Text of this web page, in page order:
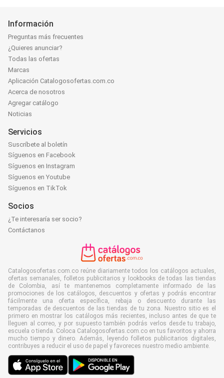
Información
Preguntas más frecuentes
¿Quieres anunciar?
Todas las ofertas
Marcas
Aplicación Catalogosofertas.com.co
Acerca de nosotros
Agregar catálogo
Noticias
Servicios
Suscríbete al boletín
Síguenos en Facebook
Síguenos en Instagram
Síguenos en Youtube
Síguenos en TikTok
Socios
¿Te interesaría ser socio?
Contáctanos
Catalogosofertas.com.co reúne diariamente todos los catálogos actuales,
ofertas semanales, folletos publicitarios y lookbooks de todas las tiendas
de Colombia, así te mantenemos completamente informado de las
promociones de los catálogos, descuentos y ofertas y podrás encontrar
fácilmente una oferta específica, rebaja o descuento durante las
temporadas de descuentos de las tiendas de tu zona. Nuestro sitio es el
primero en mostrar los catálogos más recientes, incluso antes de que te
lleguen al correo, y por supuesto también podrás verlos desde tu trabajo,
escuela o tienda. Coloca Catalogosofertas.com.co en tus favoritos y ahorra
mucho tiempo y dinero. Además, leyendo folletos publicitarios digitales,
contribuyes a reducir el uso de papel y favoreces nuestro medio ambiente.